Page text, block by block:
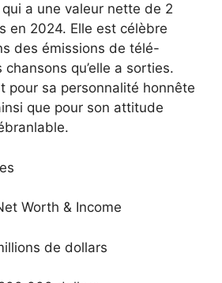
a une valeur nette de 2
en 2024. Elle est célèbre
des émissions de télé-
qu’elle a sorties.
pour sa personnalité honnête
que pour son attitude
Worth & Income
de dollars